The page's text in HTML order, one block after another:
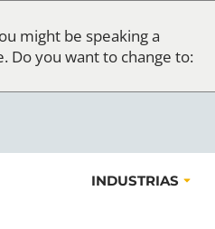
might be speaking a
Do you want to change to:
INDUSTRIAS